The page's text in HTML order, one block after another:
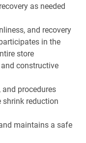
as needed
and recovery
in the
store
constructive
procedures
shrink reduction
maintains a safe